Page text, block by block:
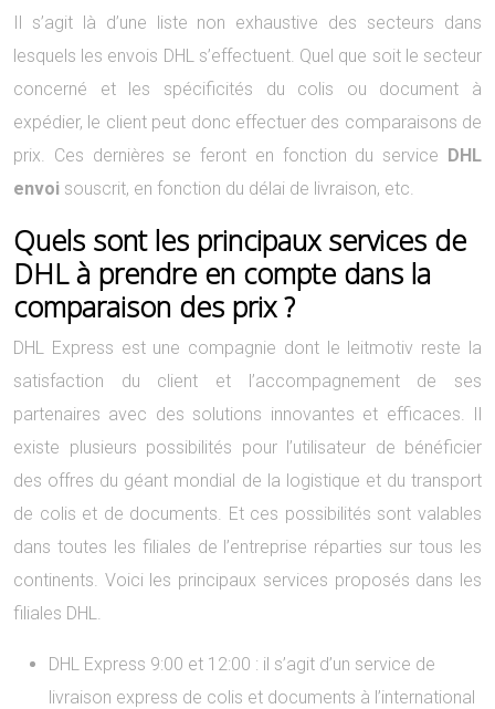
Il s’agit là d’une liste non exhaustive des secteurs dans
lesquels les envois DHL s’effectuent. Quel que soit le secteur
concerné et les spécificités du colis ou document à
expédier, le client peut donc effectuer des comparaisons de
prix. Ces dernières se feront en fonction du service DHL
envoi souscrit, en fonction du délai de livraison, etc.
Quels sont les principaux services de
DHL à prendre en compte dans la
comparaison des prix ?
DHL Express est une compagnie dont le leitmotiv reste la
satisfaction du client et l’accompagnement de ses
partenaires avec des solutions innovantes et efficaces. Il
existe plusieurs possibilités pour l’utilisateur de bénéficier
des offres du géant mondial de la logistique et du transport
de colis et de documents. Et ces possibilités sont valables
dans toutes les filiales de l’entreprise réparties sur tous les
continents. Voici les principaux services proposés dans les
filiales DHL.
DHL Express 9:00 et 12:00 : il s’agit d’un service de
livraison express de colis et documents à l’international